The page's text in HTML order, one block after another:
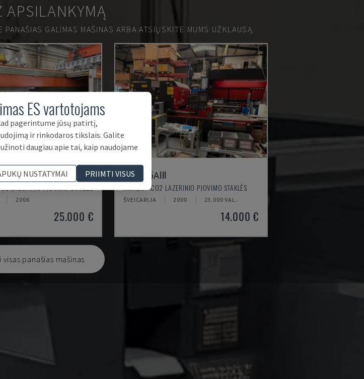
APSILANKYMĄ
PANAŠIAS GALIMAS MAŠINAS ARBA ATSIŲSKITE MUMS UŽKLAUSĄ.
LAZERINIO PJOVIMO STAKLĖS
2006
25.000 €
LC-2415ΑIII
AMADA - CO2 LAZERINIO PJOVIMO STAKLĖS
ŠVEICARIJA 2000 23.000 VAL.
14.000 €
panašias mašinas
ES vartotojams
pagerintume jūsų patirtį,
ir rinkodaros tikslais. Galite
daugiau apie tai, kaip naudojame
NUSTATYMAI
PRIIMTI VISUS